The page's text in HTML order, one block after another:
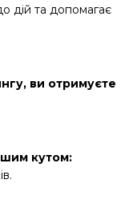
дій та допомагає
ви отримуєте
кутом: